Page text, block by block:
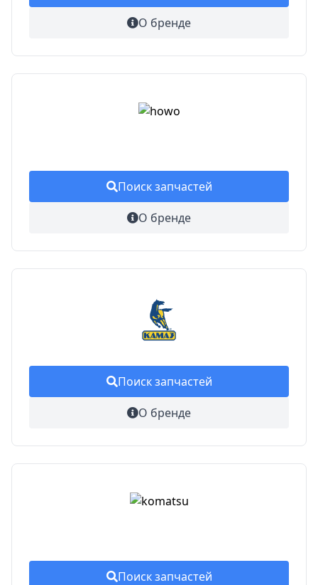
О бренде
Поиск запчастей
О бренде
Поиск запчастей
О бренде
Поиск запчастей